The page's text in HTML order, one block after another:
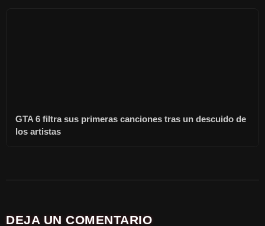
GTA 6 filtra sus primeras canciones tras un descuido de
los artistas
DEJA UN COMENTARIO